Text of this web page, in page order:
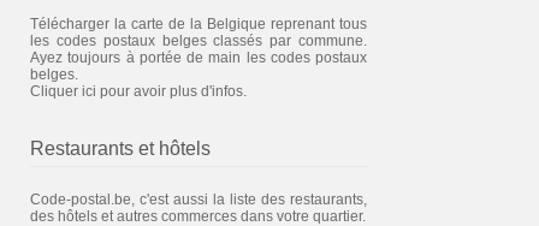
Télécharger la carte de la Belgique reprenant tous
les codes postaux belges classés par commune.
Ayez toujours à portée de main les codes postaux
belges.
Cliquer ici pour avoir plus d'infos.
Restaurants et hôtels
Code-postal.be, c'est aussi la liste des restaurants,
des hôtels et autres commerces dans votre quartier.